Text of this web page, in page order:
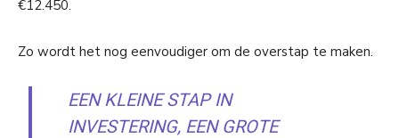
€12.450.
Zo wordt het nog eenvoudiger om de overstap te maken.
EEN KLEINE STAP IN
INVESTERING, EEN GROTE